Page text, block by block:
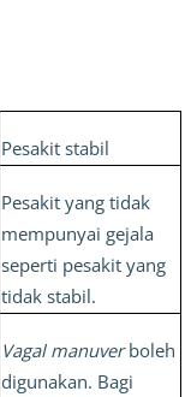
Pesakit stabil
Pesakit yang tidak
mempunyai gejala
seperti pesakit yang
tidak stabil.
Vagal manuver boleh
digunakan. Bagi